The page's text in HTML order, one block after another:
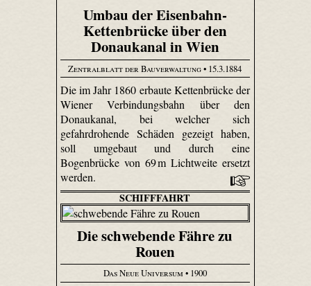
Umbau der Eisenbahn-
Kettenbrücke über den
Donaukanal in Wien
Zentralblatt der Bauverwaltung• 15.3.1884
Die im Jahr 1860 erbaute Kettenbrücke der
Wiener Verbindungsbahn über den
Donaukanal, bei welcher sich
gefahrdrohende Schäden gezeigt haben,
soll umgebaut und durch eine
Bogenbrücke von 69 m Lichtweite ersetzt
werden.
SCHIFFFAHRT
Die schwebende Fähre zu
Rouen
Das Neue Universum• 1900